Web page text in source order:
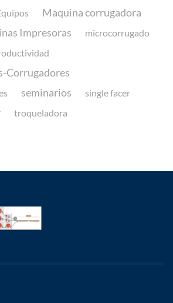
Maquina corrugadora
Impresoras microcorrugado
Corrugadores
seminarios single facer
troqueladora